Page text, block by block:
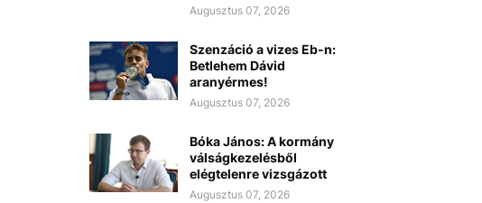
Augusztus 07, 2026
Szenzáció a vizes Eb-n:
Betlehem Dávid
aranyérmes!
Augusztus 07, 2026
Bóka János: A kormány
válságkezelésből
elégtelenre vizsgázott
Augusztus 07, 2026